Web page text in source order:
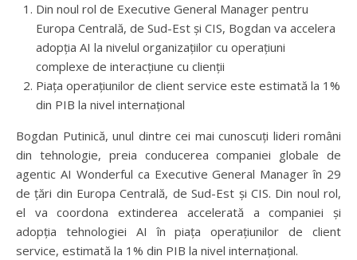
Din noul rol de Executive General Manager pentru
Europa Centrală, de Sud-Est și CIS, Bogdan va accelera
adopția AI la nivelul organizațiilor cu operațiuni
complexe de interacțiune cu clienții
Piața operațiunilor de client service este estimată la 1%
din PIB la nivel internațional
Bogdan Putinică, unul dintre cei mai cunoscuți lideri români
din tehnologie, preia conducerea companiei globale de
agentic AI Wonderful ca Executive General Manager în 29
de țări din Europa Centrală, de Sud-Est și CIS. Din noul rol,
el va coordona extinderea accelerată a companiei și
adopția tehnologiei AI în piața operațiunilor de client
service, estimată la 1% din PIB la nivel internațional.